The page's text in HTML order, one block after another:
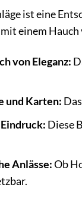
ist eine
einem
von Eleganz:
und Karten:
Diese
Anlässe:Ob